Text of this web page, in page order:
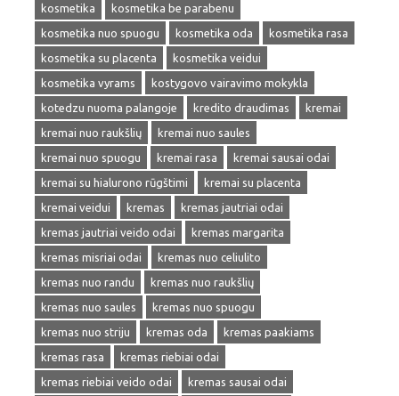
kosmetika
kosmetika be parabenu
kosmetika nuo spuogu
kosmetika oda
kosmetika rasa
kosmetika su placenta
kosmetika veidui
kosmetika vyrams
kostygovo vairavimo mokykla
kotedzu nuoma palangoje
kredito draudimas
kremai
kremai nuo raukšlių
kremai nuo saules
kremai nuo spuogu
kremai rasa
kremai sausai odai
kremai su hialurono rūgštimi
kremai su placenta
kremai veidui
kremas
kremas jautriai odai
kremas jautriai veido odai
kremas margarita
kremas misriai odai
kremas nuo celiulito
kremas nuo randu
kremas nuo raukšlių
kremas nuo saules
kremas nuo spuogu
kremas nuo striju
kremas oda
kremas paakiams
kremas rasa
kremas riebiai odai
kremas riebiai veido odai
kremas sausai odai